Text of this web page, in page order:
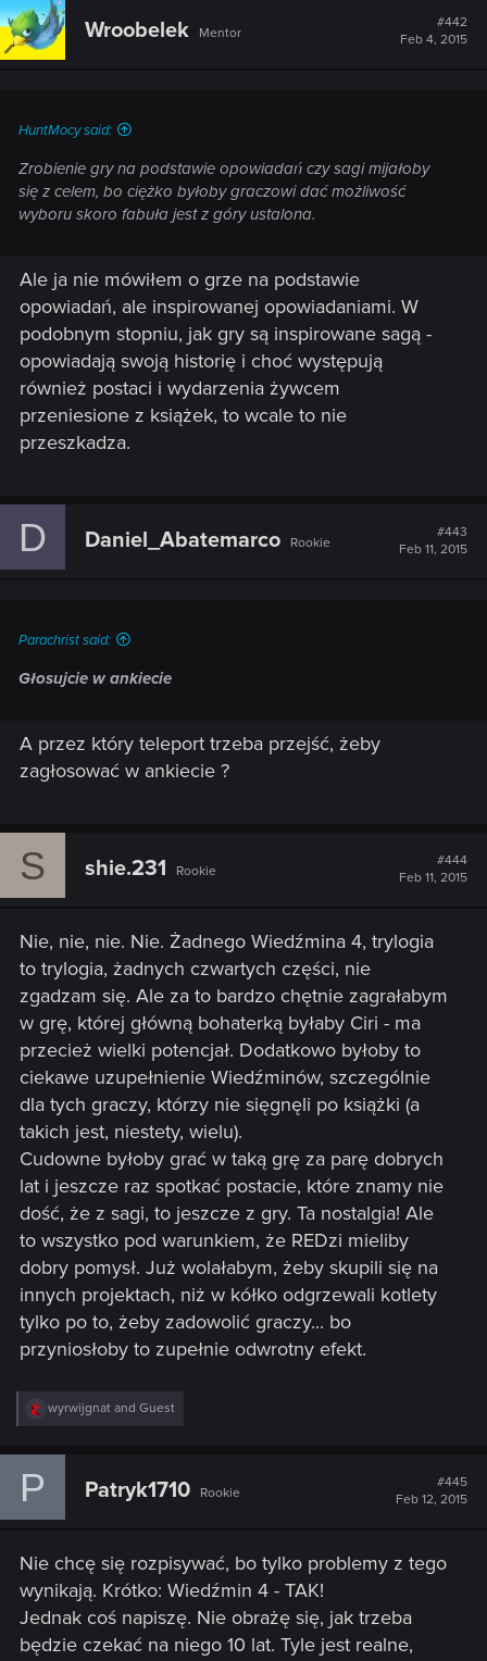
Wroobelek Mentor
#442
Feb 4, 2015
HuntMocy said:
Zrobienie gry na podstawie opowiadań czy sagi mijałoby
się z celem, bo ciężko byłoby graczowi dać możliwość
wyboru skoro fabuła jest z góry ustalona.
Ale ja nie mówiłem o grze na podstawie
opowiadań, ale inspirowanej opowiadaniami. W
podobnym stopniu, jak gry są inspirowane sagą -
opowiadają swoją historię i choć występują
również postaci i wydarzenia żywcem
przeniesione z książek, to wcale to nie
przeszkadza.
D Daniel_Abatemarco Rookie
#443
Feb 11, 2015
Parachrist said:
Głosujcie w ankiecie
A przez który teleport trzeba przejść, żeby
zagłosować w ankiecie ?
S shie.231 Rookie
#444
Feb 11, 2015
Nie, nie, nie. Nie. Żadnego Wiedźmina 4, trylogia
to trylogia, żadnych czwartych części, nie
zgadzam się. Ale za to bardzo chętnie zagrałabym
w grę, której główną bohaterką byłaby Ciri - ma
przecież wielki potencjał. Dodatkowo byłoby to
ciekawe uzupełnienie Wiedźminów, szczególnie
dla tych graczy, którzy nie sięgnęli po książki (a
takich jest, niestety, wielu).
Cudowne byłoby grać w taką grę za parę dobrych
lat i jeszcze raz spotkać postacie, które znamy nie
dość, że z sagi, to jeszcze z gry. Ta nostalgia! Ale
to wszystko pod warunkiem, że REDzi mieliby
dobry pomysł. Już wolałabym, żeby skupili się na
innych projektach, niż w kółko odgrzewali kotlety
tylko po to, żeby zadowolić graczy... bo
przyniosłoby to zupełnie odwrotny efekt.
R
e
c
:
wyrwijgnat and Guest
P Patryk1710 Rookie
#445
Feb 12, 2015
Nie chcę się rozpisywać, bo tylko problemy z tego
wynikają. Krótko: Wiedźmin 4 - TAK!
Jednak coś napiszę. Nie obrażę się, jak trzeba
będzie czekać na niego 10 lat. Tyle jest realne,